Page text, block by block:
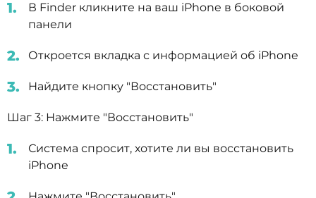
В Finder кликните на ваш iPhone в боковой
панели
Откроется вкладка с информацией об iPhone
Найдите кнопку "Восстановить"
Шаг 3: Нажмите "Восстановить"
Система спросит, хотите ли вы восстановить
iPhone